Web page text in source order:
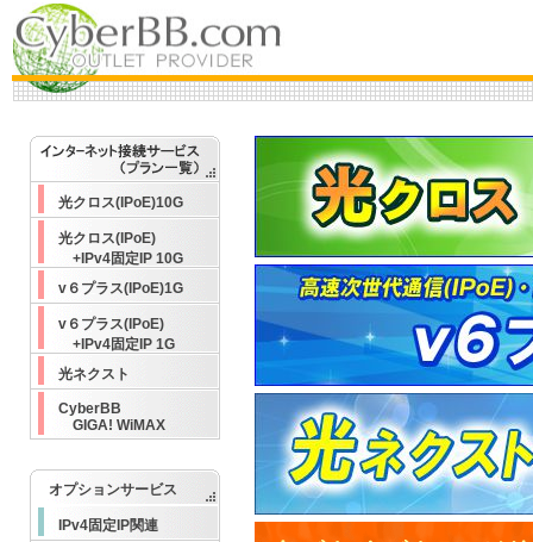
光クロス(IPoE)10G
光クロス(IPoE)
+IPv4固定IP 10G
v６プラス(IPoE)1G
v６プラス(IPoE)
+IPv4固定IP 1G
光ネクスト
CyberBB
GIGA! WiMAX
オプションサービス
IPv4固定IP関連
CyberBB Internet Service
10G(IPoE) / v6plus / Hikari Next / WiMAX / Static IPv4 options.
10G(IPoE) details v6plus details Hikari Next details WiMAX details